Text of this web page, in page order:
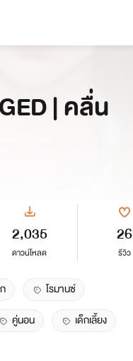
| คลื่น
2,035
ดาวน์โหลด
26
รีวิว
โรมานซ์
คู่นอน
เด็กเลี้ยง